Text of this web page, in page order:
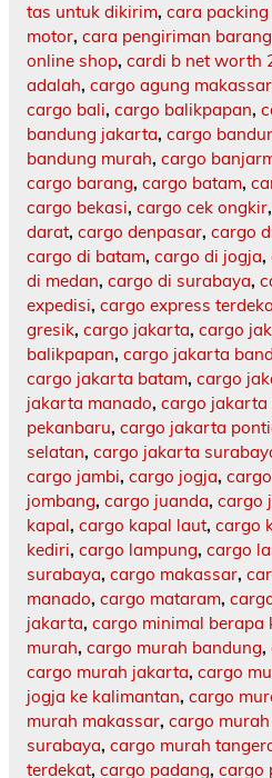
tas untuk dikirim, cara
motor, cara pengiriman barang
online shop, cardi b net worth
adalah, cargo agung makassar
cargo bali, cargo balikpapan,
bandung jakarta, cargo
bandung murah, cargo
cargo barang, cargo batam,
cargo bekasi, cargo cek ongkir,
darat, cargo denpasar, cargo
cargo di batam, cargo di jogja,
di medan, cargo di surabaya,
expedisi, cargo express
gresik, cargo jakarta, cargo
balikpapan, cargo jakarta
cargo jakarta batam, cargo
jakarta manado, cargo jakarta
pekanbaru, cargo jakarta
selatan, cargo jakarta
cargo jambi, cargo jogja,
jombang, cargo juanda, cargo
kapal, cargo kapal laut, cargo
kediri, cargo lampung, cargo
surabaya, cargo makassar,
manado, cargo mataram,
jakarta, cargo minimal berapa
murah, cargo murah bandung,
cargo murah jakarta, cargo
jogja ke kalimantan, cargo
murah makassar, cargo
surabaya, cargo murah
terdekat, cargo padang, cargo